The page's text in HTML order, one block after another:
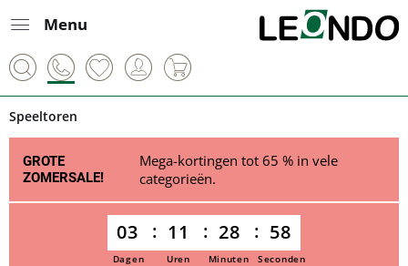
Menu
Speeltoren
GROTE
ZOMERSALE!
Mega-kortingen tot 65 % in vele
categorieën.
03 11 28 58
Dagen Uren Minuten Seconden